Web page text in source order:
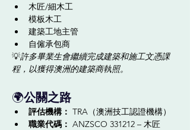
木匠/細木工
模板木工
建築工地主管
自僱承包商
💡許多畢業生會繼續完成建築和施工文憑課
程，以獲得澳洲的建築商執照。
🌍公關之路
評估機構： TRA（澳洲技工認證機構）
職業代碼： ANZSCO 331212 – 木匠